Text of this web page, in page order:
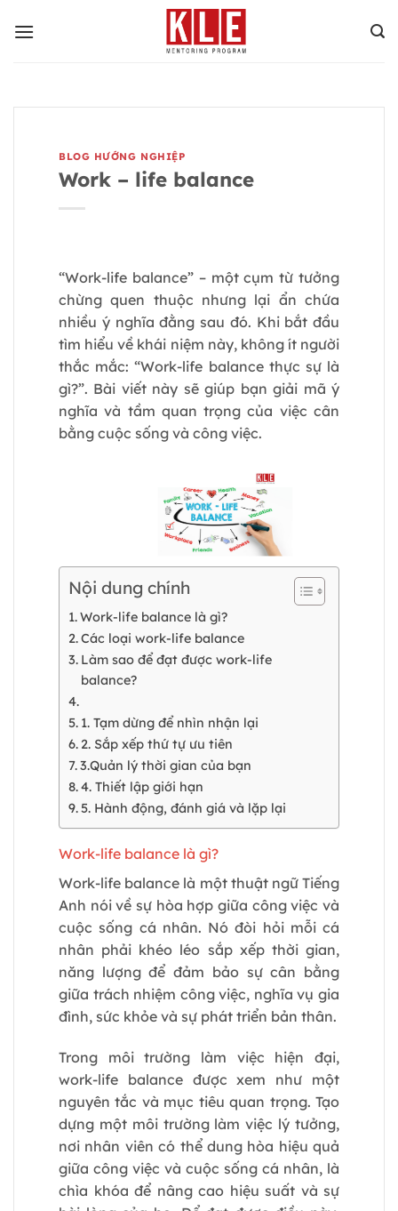
qua
BLOG HƯỚNG NGHIỆP
Work – life balance
“Work-life balance” – một cụm từ tưởng
chừng quen thuộc nhưng lại ẩn chứa
nhiều ý nghĩa đằng sau đó. Khi bắt đầu
tìm hiểu về khái niệm này, không ít người
thắc mắc: “Work-life balance thực sự là
gì?”. Bài viết này sẽ giúp bạn giải mã ý
nghĩa và tầm quan trọng của việc cân
bằng cuộc sống và công việc.
Nội dung chính
Work-life balance là gì?
Các loại work-life balance
Làm sao để đạt được work-life
balance?
1. Tạm dừng để nhìn nhận lại
2. Sắp xếp thứ tự ưu tiên
3.Quản lý thời gian của bạn
4. Thiết lập giới hạn
5. Hành động, đánh giá và lặp lại
Work-life balance là gì?
Work-life balance là một thuật ngữ Tiếng
Anh nói về sự hòa hợp giữa công việc và
cuộc sống cá nhân. Nó đòi hỏi mỗi cá
nhân phải khéo léo sắp xếp thời gian,
năng lượng để đảm bảo sự cân bằng
giữa trách nhiệm công việc, nghĩa vụ gia
đình, sức khỏe và sự phát triển bản thân.
Trong môi trường làm việc hiện đại,
work-life balance được xem như một
nguyên tắc và mục tiêu quan trọng. Tạo
dựng một môi trường làm việc lý tưởng,
nơi nhân viên có thể dung hòa hiệu quả
giữa công việc và cuộc sống cá nhân, là
chìa khóa để nâng cao hiệu suất và sự